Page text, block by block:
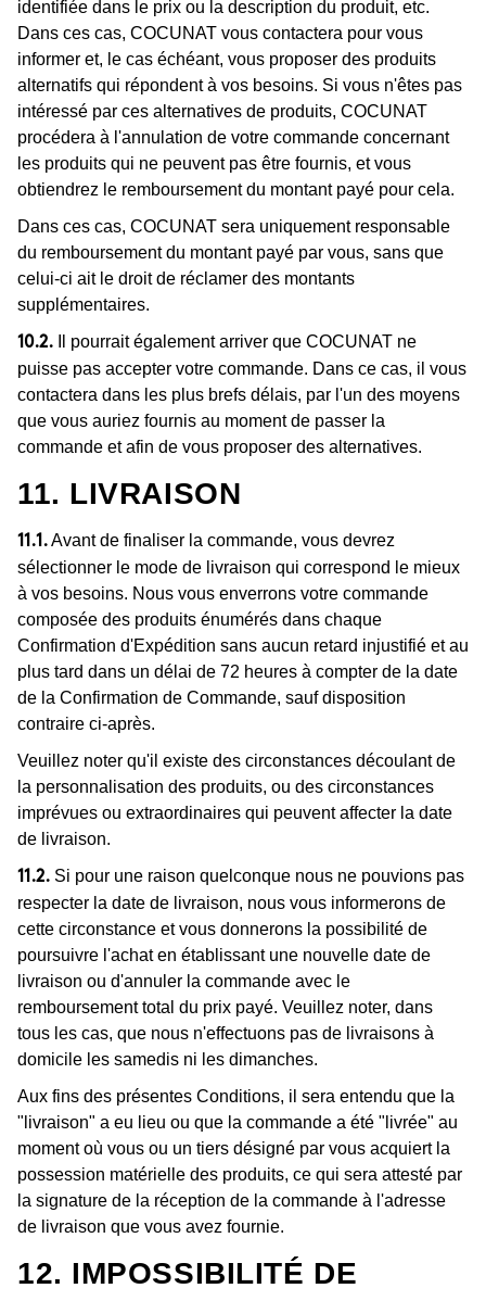
identifiée dans le prix ou la description du produit, etc.
Dans ces cas, COCUNAT vous contactera pour vous
informer et, le cas échéant, vous proposer des produits
alternatifs qui répondent à vos besoins. Si vous n'êtes pas
intéressé par ces alternatives de produits, COCUNAT
procédera à l'annulation de votre commande concernant
les produits qui ne peuvent pas être fournis, et vous
obtiendrez le remboursement du montant payé pour cela.
Dans ces cas, COCUNAT sera uniquement responsable
du remboursement du montant payé par vous, sans que
celui-ci ait le droit de réclamer des montants
supplémentaires.
10.2. Il pourrait également arriver que COCUNAT ne
puisse pas accepter votre commande. Dans ce cas, il vous
contactera dans les plus brefs délais, par l'un des moyens
que vous auriez fournis au moment de passer la
commande et afin de vous proposer des alternatives.
11. LIVRAISON
11.1. Avant de finaliser la commande, vous devrez
sélectionner le mode de livraison qui correspond le mieux
à vos besoins. Nous vous enverrons votre commande
composée des produits énumérés dans chaque
Confirmation d'Expédition sans aucun retard injustifié et au
plus tard dans un délai de 72 heures à compter de la date
de la Confirmation de Commande, sauf disposition
contraire ci-après.
Veuillez noter qu'il existe des circonstances découlant de
la personnalisation des produits, ou des circonstances
imprévues ou extraordinaires qui peuvent affecter la date
de livraison.
11.2. Si pour une raison quelconque nous ne pouvions pas
respecter la date de livraison, nous vous informerons de
cette circonstance et vous donnerons la possibilité de
poursuivre l'achat en établissant une nouvelle date de
livraison ou d'annuler la commande avec le
remboursement total du prix payé. Veuillez noter, dans
tous les cas, que nous n'effectuons pas de livraisons à
domicile les samedis ni les dimanches.
Aux fins des présentes Conditions, il sera entendu que la
"livraison" a eu lieu ou que la commande a été "livrée" au
moment où vous ou un tiers désigné par vous acquiert la
possession matérielle des produits, ce qui sera attesté par
la signature de la réception de la commande à l'adresse
de livraison que vous avez fournie.
12. IMPOSSIBILITÉ DE